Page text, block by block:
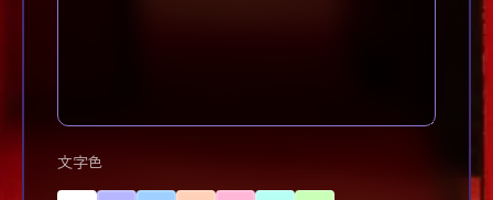
文字色